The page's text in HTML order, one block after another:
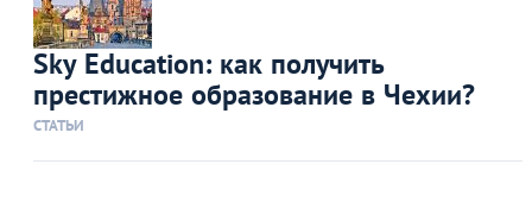
Sky Education: как получить
престижное образование в Чехии?
СТАТЬИ